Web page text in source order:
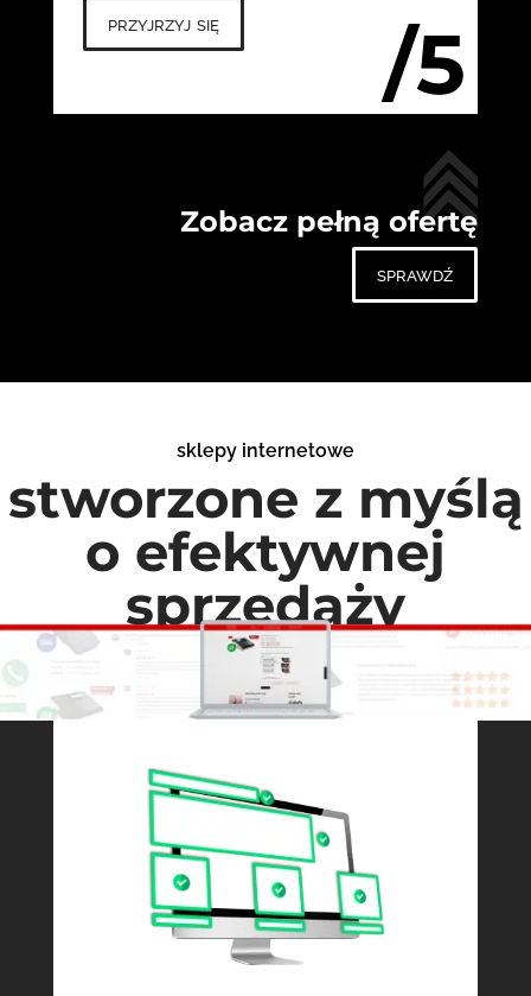
/5
przyjrzyj się
Zobacz pełną ofertę
sprawdź
sklepy internetowe
stworzone z myślą
o efektywnej
sprzedaży